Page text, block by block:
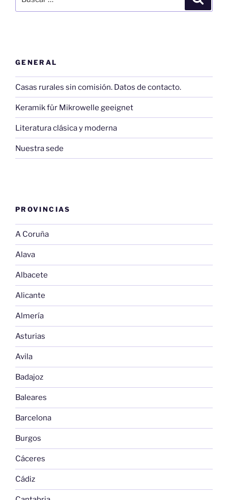
por:
GENERAL
Casas rurales sin comisión. Datos de contacto.
Keramik für Mikrowelle geeignet
Literatura clásica y moderna
Nuestra sede
PROVINCIAS
A Coruña
Alava
Albacete
Alicante
Almería
Asturias
Avila
Badajoz
Baleares
Barcelona
Burgos
Cáceres
Cádiz